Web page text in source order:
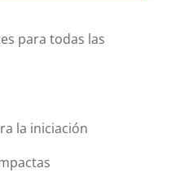
para todas las
la iniciación